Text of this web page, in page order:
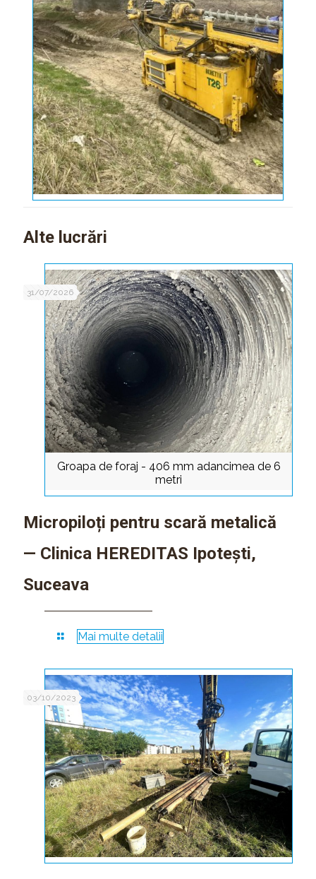
Alte lucrări
Groapa de foraj - 406 mm adancimea de 6
metri
31/07/2026
Micropiloți pentru scară metalică
— Clinica HEREDITAS Ipotești,
Suceava
Mai multe detalii
03/10/2023